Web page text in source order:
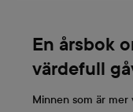
En årsbok
värdefull
Minnen som är